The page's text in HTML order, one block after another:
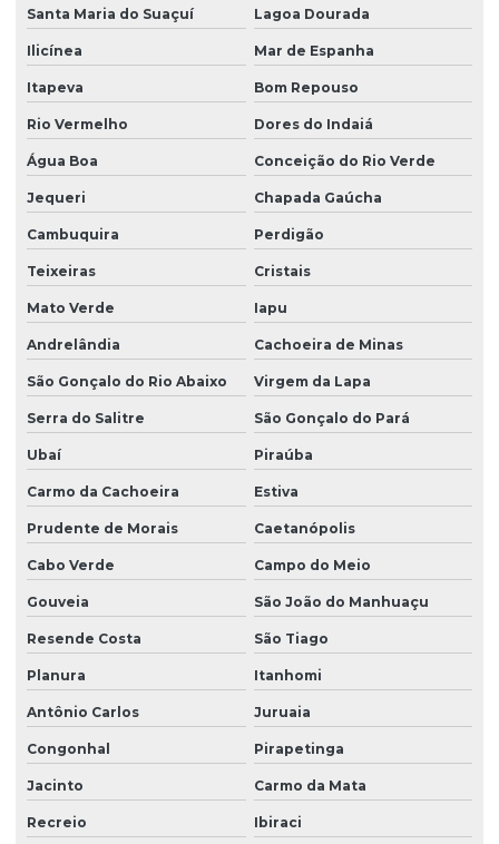
Santa Maria do Suaçuí Lagoa Dourada
Ilicínea Mar de Espanha
Itapeva Bom Repouso
Rio Vermelho Dores do Indaiá
Água Boa Conceição do Rio Verde
Jequeri Chapada Gaúcha
Cambuquira Perdigão
Teixeiras Cristais
Mato Verde Iapu
Andrelândia Cachoeira de Minas
São Gonçalo do Rio Abaixo Virgem da Lapa
Serra do Salitre São Gonçalo do Pará
Ubaí Piraúba
Carmo da Cachoeira Estiva
Prudente de Morais Caetanópolis
Cabo Verde Campo do Meio
Gouveia São João do Manhuaçu
Resende Costa São Tiago
Planura Itanhomi
Antônio Carlos Juruaia
Congonhal Pirapetinga
Jacinto Carmo da Mata
Recreio Ibiraci